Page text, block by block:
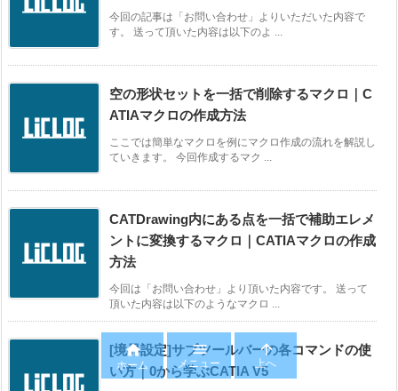
今回の記事は「お問い合わせ」よりいただいた内容で
す。 送って頂いた内容は以下のよ ...
空の形状セットを一括で削除するマクロ｜C
ATIAマクロの作成方法
ここでは簡単なマクロを例にマクロ作成の流れを解説し
ていきます。 今回作成するマク ...
CATDrawing内にある点を一括で補助エレメ
ントに変換するマクロ｜CATIAマクロの作成
方法
今回は「お問い合わせ」より頂いた内容です。 送って
頂いた内容は以下のようなマクロ ...
[境界設定]サブツールバーの各コマンドの使
い方｜0から学ぶCATIA V5

ホーム

メニュー

上へ